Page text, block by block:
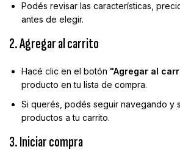
Podés revisar las características,
antes de elegir.
2. Agregar al carrito
Hacé clic en el botón "Agregar al
producto en tu lista de compra.
Si querés, podés seguir navegando y
productos a tu carrito.
3. Iniciar compra